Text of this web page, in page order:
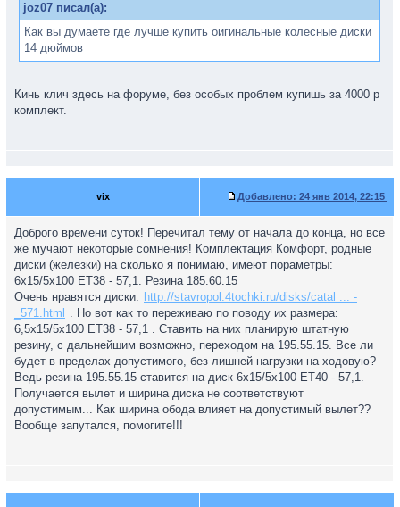
joz07 писал(а):
Как вы думаете где лучше купить оигинальные колесные диски
14 дюймов
Кинь клич здесь на форуме, без особых проблем купишь за 4000 р
комплект.
vix Добавлено: 24 янв 2014, 22:15
Доброго времени суток! Перечитал тему от начала до конца, но все
же мучают некоторые сомнения! Комплектация Комфорт, родные
диски (железки) на сколько я понимаю, имеют пораметры:
6x15/5x100 ET38 - 57,1. Резина 185.60.15
Очень нравятся диски: http://stavropol.4tochki.ru/disks/catal ... -
_571.html
. Но вот как то переживаю по поводу их размера:
6,5x15/5x100 ET38 - 57,1 . Ставить на них планирую штатную
резину, с дальнейшим возможно, переходом на 195.55.15. Все ли
будет в пределах допустимого, без лишней нагрузки на ходовую?
Ведь резина 195.55.15 ставится на диск 6x15/5x100 ET40 - 57,1.
Получается вылет и ширина диска не соответствуют
допустимым... Как ширина обода влияет на допустимый вылет??
Вообще запутался, помогите!!!